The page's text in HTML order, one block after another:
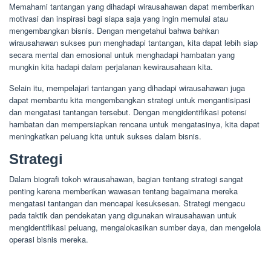
Memahami tantangan yang dihadapi wirausahawan dapat memberikan
motivasi dan inspirasi bagi siapa saja yang ingin memulai atau
mengembangkan bisnis. Dengan mengetahui bahwa bahkan
wirausahawan sukses pun menghadapi tantangan, kita dapat lebih siap
secara mental dan emosional untuk menghadapi hambatan yang
mungkin kita hadapi dalam perjalanan kewirausahaan kita.
Selain itu, mempelajari tantangan yang dihadapi wirausahawan juga
dapat membantu kita mengembangkan strategi untuk mengantisipasi
dan mengatasi tantangan tersebut. Dengan mengidentifikasi potensi
hambatan dan mempersiapkan rencana untuk mengatasinya, kita dapat
meningkatkan peluang kita untuk sukses dalam bisnis.
Strategi
Dalam biografi tokoh wirausahawan, bagian tentang strategi sangat
penting karena memberikan wawasan tentang bagaimana mereka
mengatasi tantangan dan mencapai kesuksesan. Strategi mengacu
pada taktik dan pendekatan yang digunakan wirausahawan untuk
mengidentifikasi peluang, mengalokasikan sumber daya, dan mengelola
operasi bisnis mereka.